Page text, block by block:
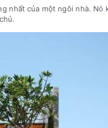
nhất của một ngôi nhà. Nó